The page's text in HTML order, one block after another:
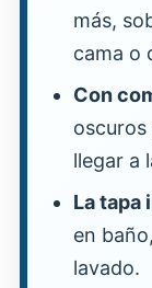
más,
cama o
Con
oscuros
llegar a
La tapa
en
lavado.